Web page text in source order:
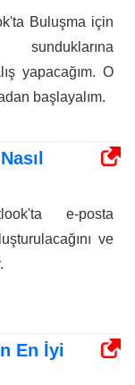
Buluşma için
yapacağım. O
başlayalım.
e-posta
ve
En İyi